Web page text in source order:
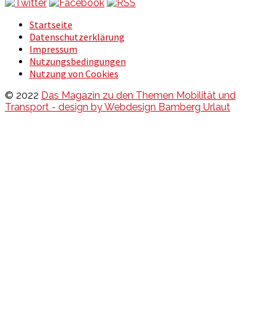
Startseite
Datenschutzerklärung
Impressum
Nutzungsbedingungen
Nutzung von Cookies
© 2022 Das Magazin zu den Themen Mobilität und
Transport - design by Webdesign Bamberg Urlaut